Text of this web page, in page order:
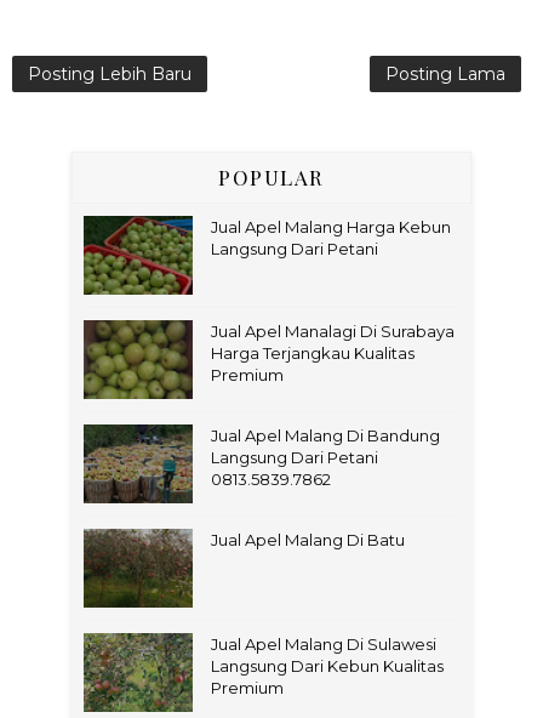
Posting Lebih Baru Posting Lama
POPULAR
Jual Apel Malang Harga Kebun
Langsung Dari Petani
Jual Apel Manalagi Di Surabaya
Harga Terjangkau Kualitas
Premium
Jual Apel Malang Di Bandung
Langsung Dari Petani
0813.5839.7862
Jual Apel Malang Di Batu
Jual Apel Malang Di Sulawesi
Langsung Dari Kebun Kualitas
Premium